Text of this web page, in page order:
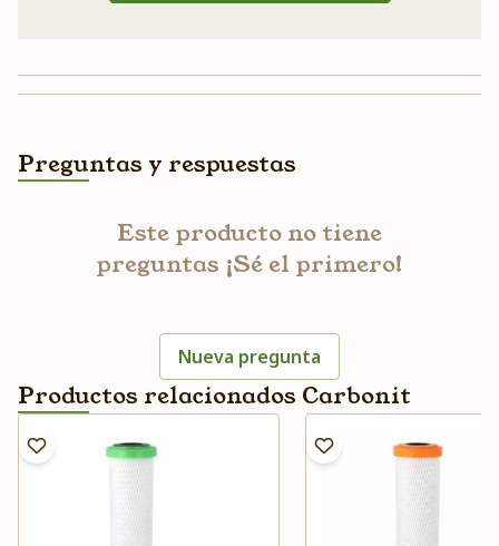
Preguntas y respuestas
Este producto no tiene
preguntas ¡Sé el primero!
Nueva pregunta
Productos relacionados Carbonit